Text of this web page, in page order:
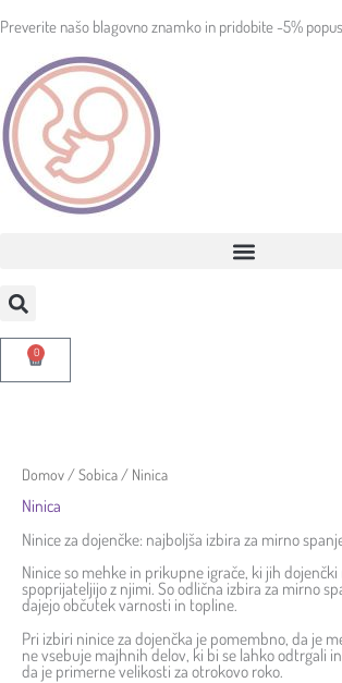
to
content
Preverite našo blagovno znamko in pridobite -5%
0
Cart
c
e
n
Domov /Sobica / Ninica
Ninica
Ninice za dojenčke: najboljša izbira za mirno
Ninice so mehke in prikupne igrače, ki jih
spoprijateljijo z njimi. So odlična izbira za mirno
dajejo občutek varnosti in topline.
Pri izbiri ninice za dojenčka je pomembno, da je
ne vsebuje majhnih delov, ki bi se lahko odtrgali
da je primerne velikosti za otrokovo roko.